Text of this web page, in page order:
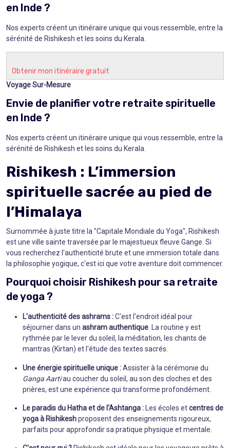
en Inde ?
Nos experts créent un itinéraire unique qui vous ressemble, entre la
sérénité de Rishikesh et les soins du Kerala.
Obtenir mon itinéraire gratuit
Voyage Sur-Mesure
Envie de planifier votre retraite spirituelle
en Inde ?
Nos experts créent un itinéraire unique qui vous ressemble, entre la
sérénité de Rishikesh et les soins du Kerala.
Rishikesh : L’immersion
spirituelle sacrée au pied de
l’Himalaya
Surnommée à juste titre la "Capitale Mondiale du Yoga", Rishikesh
est une ville sainte traversée par le majestueux fleuve Gange. Si
vous recherchez l'authenticité brute et une immersion totale dans
la philosophie yogique, c'est ici que votre aventure doit commencer.
Pourquoi choisir Rishikesh pour sa retraite
de yoga ?
L'authenticité des ashrams :C'est l'endroit idéal pour
séjourner dans un ashram authentique . La routine y est
rythmée par le lever du soleil, la méditation, les chants de
mantras (Kirtan) et l'étude des textes sacrés.
Une énergie spirituelle unique :Assister à la cérémonie du
Ganga Aartiau coucher du soleil, au son des cloches et des
prières, est une expérience qui transforme profondément.
Le paradis du Hatha et de l'Ashtanga : Les écoles etcentres de
yoga à Rishikeshproposent des enseignements rigoureux,
parfaits pour approfondir sa pratique physique et mentale.